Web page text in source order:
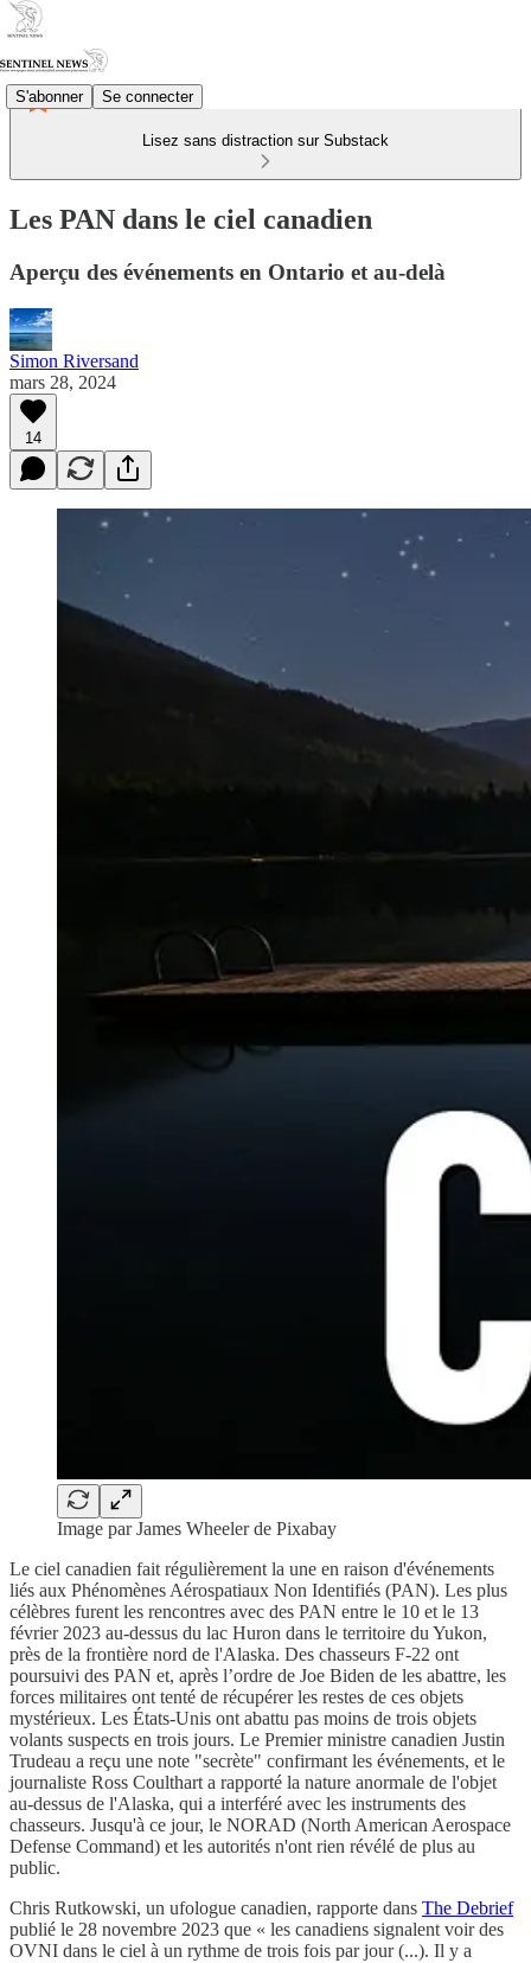
S'abonner Se connecter
Lisez sans distraction sur Substack
Les PAN dans le ciel canadien
Aperçu des événements en Ontario et au-delà
Simon Riversand
mars 28, 2024
14
Image par James Wheeler de Pixabay
Le ciel canadien fait régulièrement la une en raison d'événements
liés aux Phénomènes Aérospatiaux Non Identifiés (PAN). Les plus
célèbres furent les rencontres avec des PAN entre le 10 et le 13
février 2023 au-dessus du lac Huron dans le territoire du Yukon,
près de la frontière nord de l'Alaska. Des chasseurs F-22 ont
poursuivi des PAN et, après l’ordre de Joe Biden de les abattre, les
forces militaires ont tenté de récupérer les restes de ces objets
mystérieux. Les États-Unis ont abattu pas moins de trois objets
volants suspects en trois jours. Le Premier ministre canadien Justin
Trudeau a reçu une note "secrète" confirmant les événements, et le
journaliste Ross Coulthart a rapporté la nature anormale de l'objet
au-dessus de l'Alaska, qui a interféré avec les instruments des
chasseurs. Jusqu'à ce jour, le NORAD (North American Aerospace
Defense Command) et les autorités n'ont rien révélé de plus au
public.
Chris Rutkowski, un ufologue canadien, rapporte dans The Debrief
publié le 28 novembre 2023 que « les canadiens signalent voir des
OVNI dans le ciel à un rythme de trois fois par jour (...). Il y a